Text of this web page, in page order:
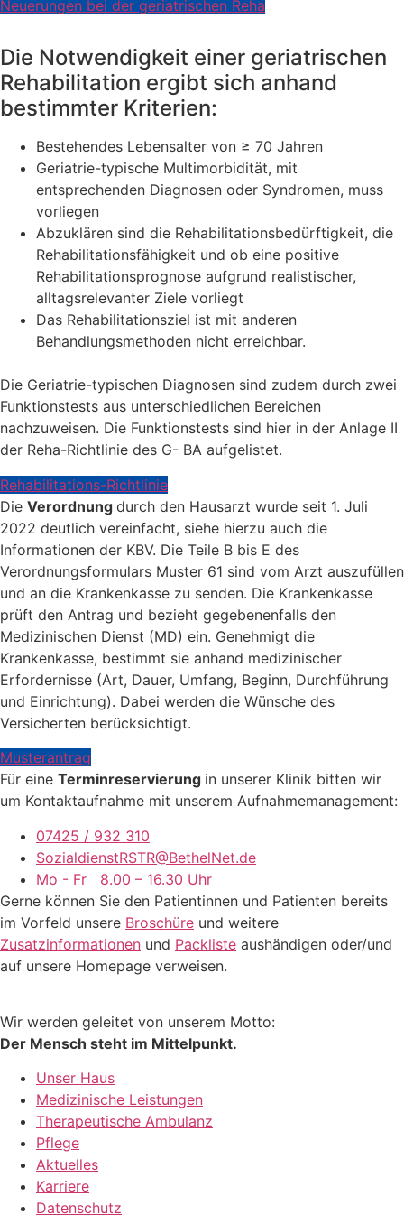
Neuerungen bei der geriatrischen Reha
Die Notwendigkeit einer geriatrischen
Rehabilitation ergibt sich anhand
bestimmter Kriterien:
Bestehendes Lebensalter von ≥ 70 Jahren
Geriatrie-typische Multimorbidität, mit
entsprechenden Diagnosen oder Syndromen, muss
vorliegen
Abzuklären sind die Rehabilitationsbedürftigkeit, die
Rehabilitationsfähigkeit und ob eine positive
Rehabilitationsprognose aufgrund realistischer,
alltagsrelevanter Ziele vorliegt
Das Rehabilitationsziel ist mit anderen
Behandlungsmethoden nicht erreichbar.
Die Geriatrie-typischen Diagnosen sind zudem durch zwei
Funktionstests aus unterschiedlichen Bereichen
nachzuweisen. Die Funktionstests sind hier in der Anlage II
der Reha-Richtlinie des G- BA aufgelistet.
Rehabilitations-Richtlinie
Die Verordnung durch den Hausarzt wurde seit 1. Juli
2022 deutlich vereinfacht, siehe hierzu auch die
Informationen der KBV. Die Teile B bis E des
Verordnungsformulars Muster 61 sind vom Arzt auszufüllen
und an die Krankenkasse zu senden. Die Krankenkasse
prüft den Antrag und bezieht gegebenenfalls den
Medizinischen Dienst (MD) ein. Genehmigt die
Krankenkasse, bestimmt sie anhand medizinischer
Erfordernisse (Art, Dauer, Umfang, Beginn, Durchführung
und Einrichtung). Dabei werden die Wünsche des
Versicherten berücksichtigt.
Musterantrag
Für eine Terminreservierung in unserer Klinik bitten wir
um Kontaktaufnahme mit unserem Aufnahmemanagement:
07425 / 932 310
SozialdienstRSTR@BethelNet.de
Mo - Fr 8.00 – 16.30 Uhr
Gerne können Sie den Patientinnen und Patienten bereits
im Vorfeld unsere Broschüre und weitere
Zusatzinformationen und Packliste aushändigen oder/und
auf unsere Homepage verweisen.
Wir werden geleitet von unserem Motto:
Der Mensch steht im Mittelpunkt.
Unser Haus
Medizinische Leistungen
Therapeutische Ambulanz
Pflege
Aktuelles
Karriere
Datenschutz